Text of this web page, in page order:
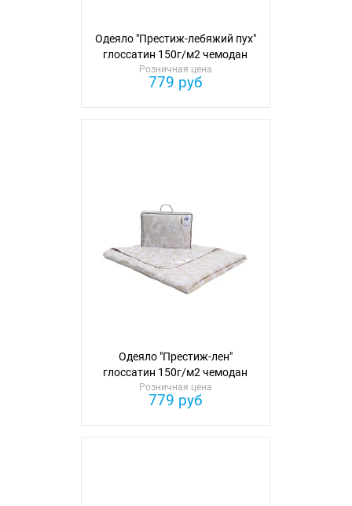
Одеяло "Престиж-лебяжий пух"
глоссатин 150г/м2 чемодан
110см*140см
Розничная цена
779 руб
Одеяло "Престиж-лен"
глоссатин 150г/м2 чемодан
110см*140см
Розничная цена
779 руб